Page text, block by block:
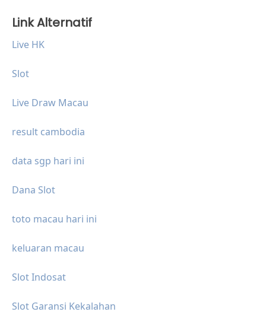
Link Alternatif
Live HK
Slot
Live Draw Macau
result cambodia
data sgp hari ini
Dana Slot
toto macau hari ini
keluaran macau
Slot Indosat
Slot Garansi Kekalahan